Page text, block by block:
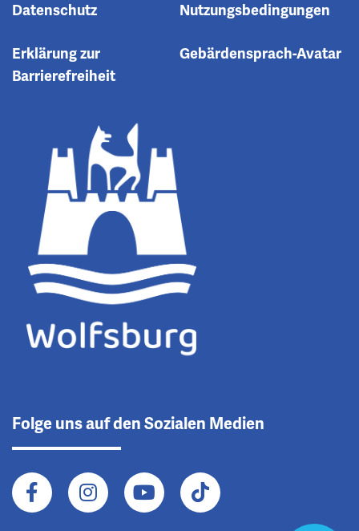
Datenschutz Nutzungsbedingungen
Erklärung zur
Barrierefreiheit
Gebärdensprach-Avatar
Folge uns auf den Sozialen Medien